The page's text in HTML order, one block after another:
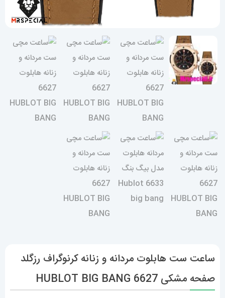
ساعت ست هابلوت مردانه و زنانه کرنوگراف رزگلد
صفحه مشکی 6627 HUBLOT BIG BANG